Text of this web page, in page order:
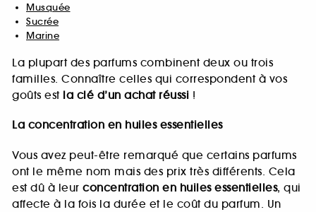
Musquée
Sucrée
Marine
La plupart des parfums combinent deux ou trois
familles. Connaître celles qui correspondent à vos
goûts est la clé d’un achat réussi !
La concentration en huiles essentielles
Vous avez peut-être remarqué que certains parfums
ont le même nom mais des prix très différents. Cela
est dû à leur concentration en huiles essentielles, qui
affecte à la fois la durée et le coût du parfum. Un